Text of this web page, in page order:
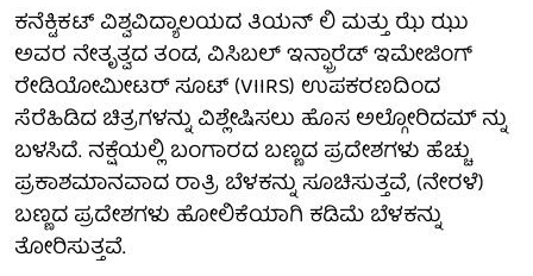
ಕನೆಕ್ಟಿಕಟ್ ವಿಶ್ವವಿದ್ಯಾಲಯದ ತಿಯನ್ ಲಿ ಮತ್ತು ಝೆ ಝು
ಅವರ ನೇತೃತ್ವದ ತಂಡ, ವಿಸಿಬಲ್ ಇನ್ಫ್ರಾರೆಡ್ ಇಮೇಜಿಂಗ್
ರೇಡಿಯೋಮೀಟರ್ ಸೂಟ್ (VIIRS) ಉಪಕರಣದಿಂದ
ಸೆರೆಹಿಡಿದ ಚಿತ್ರಗಳನ್ನು ವಿಶ್ಲೇಷಿಸಲು ಹೊಸ ಅಲ್ಗೋರಿದಮ್ ನ್ನು
ಬಳಸಿದೆ. ನಕ್ಷೆಯಲ್ಲಿ ಬಂಗಾರದ ಬಣ್ಣದ ಪ್ರದೇಶಗಳು ಹೆಚ್ಚು
ಪ್ರಕಾಶಮಾನವಾದ ರಾತ್ರಿ ಬೆಳಕನ್ನು ಸೂಚಿಸುತ್ತವೆ, (ನೇರಳೆ)
ಬಣ್ಣದ ಪ್ರದೇಶಗಳು ಹೋಲಿಕೆಯಾಗಿ ಕಡಿಮೆ ಬೆಳಕನ್ನು
ತೋರಿಸುತ್ತವೆ.